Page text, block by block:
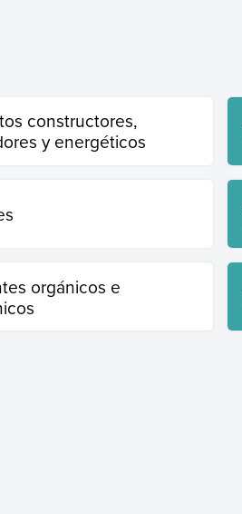
constructores,
y energéticos
orgánicos e